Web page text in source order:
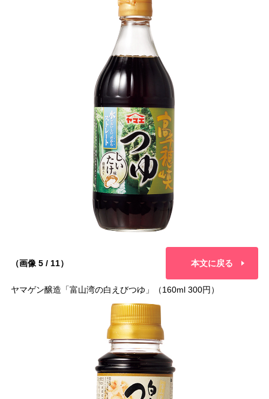
（画像 5 / 11） 本文に戻る
ヤマゲン醸造「富山湾の白えびつゆ」（160ml 300円）